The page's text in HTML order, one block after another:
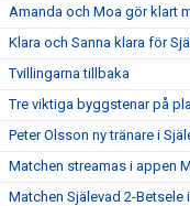
Amanda och Moa gör klart
Klara och Sanna klara för
Tvillingarna tillbaka
Tre viktiga byggstenar på
Peter Olsson ny tränare i
Matchen streamas i appen
Matchen Själevad 2-Betsele